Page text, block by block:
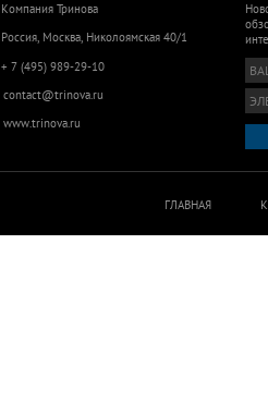
Компания Тринова
Россия, Москва, Николоямская 40/1
+ 7 (495) 989-29-10
contact@trinova.ru
www.trinova.ru
ГЛАВНАЯ